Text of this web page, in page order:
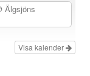
Älgsjöns
Visa kalender